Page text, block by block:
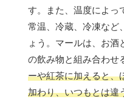
す。また、温度によっ
常温、冷蔵、冷凍など
ょう。マールは、お
の飲み物と組み合わせ
ーや紅茶に加えると、
加わり、いつもとは違